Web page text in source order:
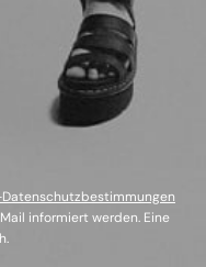
Datenschutzbestimmungen
informiert werden. Eine